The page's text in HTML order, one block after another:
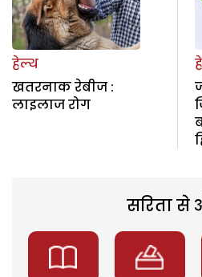
हेल्थ
खतरनाक रेबीज :
लाइलाज रोग
सरिता से